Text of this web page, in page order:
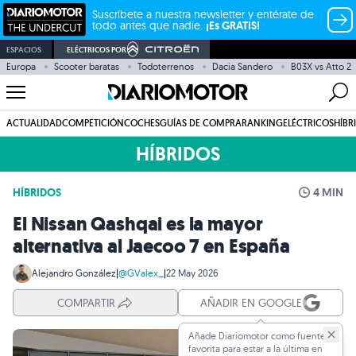
Suscríbete a nuestra newsletter y entérate de
todo antes que nadie. ¡Es GRATIS!
ESPACIOS ELÉCTRICOS POR
Europa Scooter baratas Todoterrenos Dacia Sandero B03X vs Atto 2
ACTUALIDADCOMPETICIÓNCOCHESGUÍAS DE COMPRARANKINGELÉCTRICOS
HÍBRIDOS
HÍBRIDOS 4 MIN
El Nissan Qashqai es la mayor
alternativa al Jaecoo 7 en España
Alejandro González|@GValex_ |22 May 2026
COMPARTIR AÑADIR EN GOOGLE
Añade Diariomotor como fuente
favorita para estar a la última en